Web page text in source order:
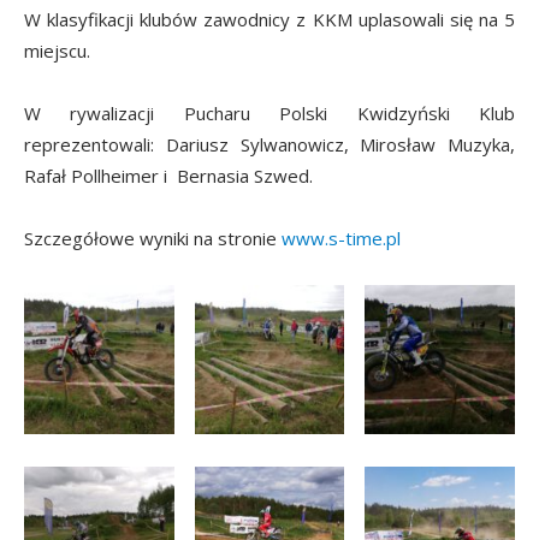
W klasyfikacji klubów zawodnicy z KKM uplasowali się na 5
miejscu.
W rywalizacji Pucharu Polski Kwidzyński Klub
reprezentowali: Dariusz Sylwanowicz, Mirosław Muzyka,
Rafał Pollheimer i Bernasia Szwed.
Szczegółowe wyniki na stronie www.s-time.pl